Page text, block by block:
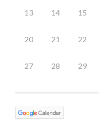
13 14 15
20 21 22
27 28 29